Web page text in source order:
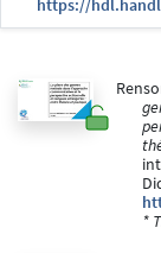
https://
*